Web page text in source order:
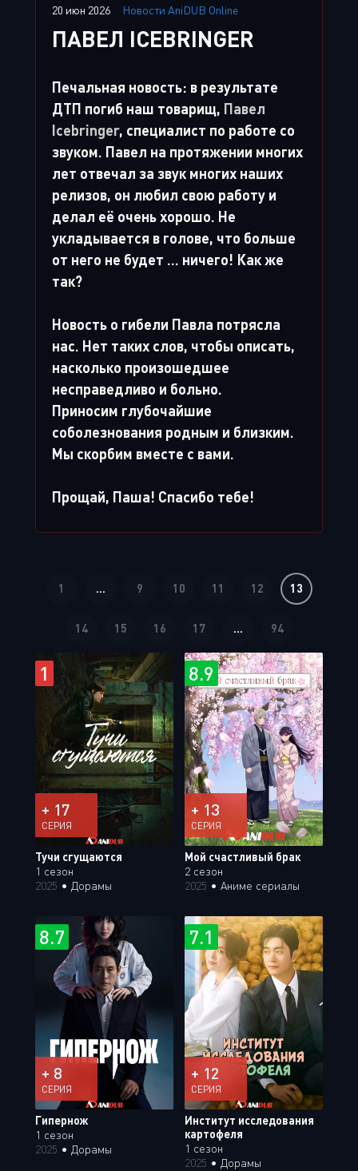
20 июн 2026 Новости AniDUB Online
ПАВЕЛ ICEBRINGER
Печальная новость: в результате
ДТП погиб наш товарищ, Павел
Icebringer, специалист по работе со
звуком. Павел на протяжении многих
лет отвечал за звук многих наших
релизов, он любил свою работу и
делал её очень хорошо. Не
укладывается в голове, что больше
от него не будет ... ничего! Как же
так?
Новость о гибели Павла потрясла
нас. Нет таких слов, чтобы описать,
насколько произошедшее
несправедливо и больно.
Приносим глубочайшие
соболезнования родным и близким.
Мы скорбим вместе с вами.
Прощай, Паша! Спасибо тебе!
1 ... 9 10 11 12 13
14 15 16 17 ... 94
1
+ 17
СЕРИЯ
Тучи сгущаются
1 сезон
2025 • Дорамы
8.9
+ 13
СЕРИЯ
Мой счастливый брак
2 сезон
2025 • Аниме сериалы
8.7
+ 8
СЕРИЯ
Гипернож
1 сезон
2025 • Дорамы
7.1
+ 12
СЕРИЯ
Институт исследования
картофеля
1 сезон
2025 • Дорамы